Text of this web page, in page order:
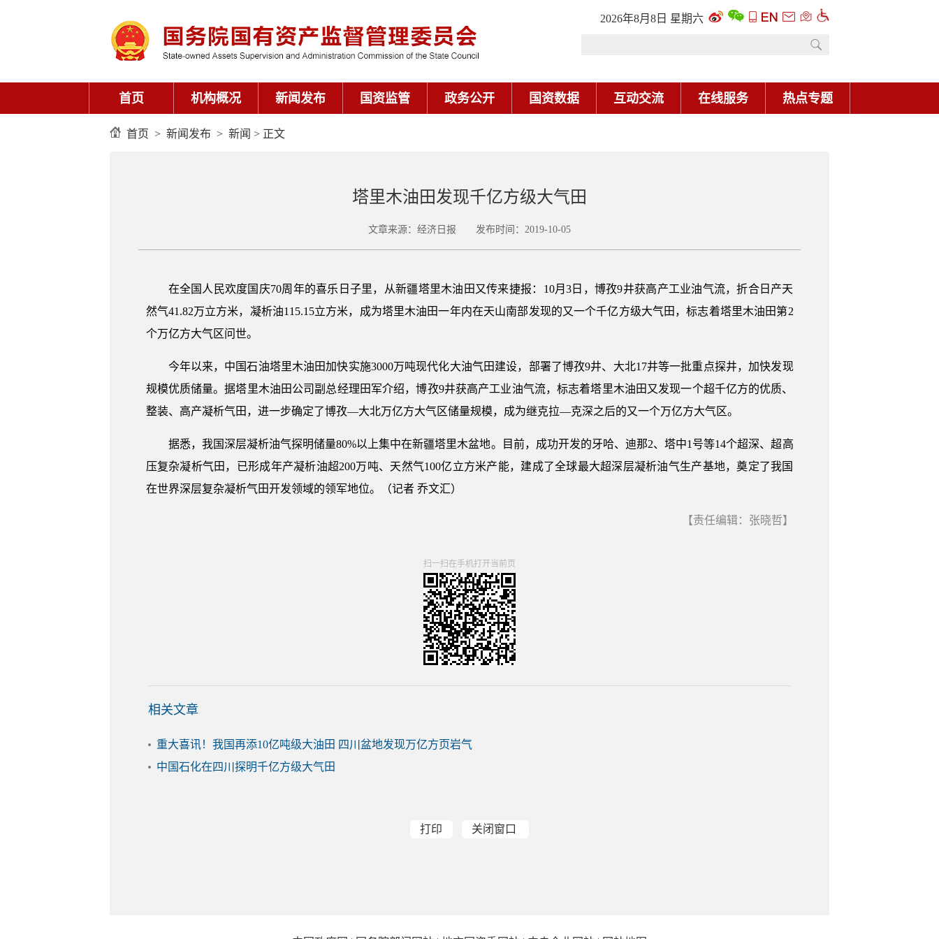
2026年8月8日 星期六
首页 机构概况 新闻发布 国资监管 政务公开 国资数据 互动交流 在线服务 热点专题
首页 > 新闻发布 > 新闻 > 正文
塔里木油田发现千亿方级大气田
文章来源：经济日报 发布时间：2019-10-05
在全国人民欢度国庆70周年的喜乐日子里，从新疆塔里木油田又传来捷报：10月3日，博孜9井获高产工业油气流，折合日产天
然气41.82万立方米，凝析油115.15立方米，成为塔里木油田一年内在天山南部发现的又一个千亿方级大气田，标志着塔里木油田第2
个万亿方大气区问世。
今年以来，中国石油塔里木油田加快实施3000万吨现代化大油气田建设，部署了博孜9井、大北17井等一批重点探井，加快发现
规模优质储量。据塔里木油田公司副总经理田军介绍，博孜9井获高产工业油气流，标志着塔里木油田又发现一个超千亿方的优质、
整装、高产凝析气田，进一步确定了博孜—大北万亿方大气区储量规模，成为继克拉—克深之后的又一个万亿方大气区。
据悉，我国深层凝析油气探明储量80%以上集中在新疆塔里木盆地。目前，成功开发的牙哈、迪那2、塔中1号等14个超深、超高
压复杂凝析气田，已形成年产凝析油超200万吨、天然气100亿立方米产能，建成了全球最大超深层凝析油气生产基地，奠定了我国
在世界深层复杂凝析气田开发领域的领军地位。（记者 乔文汇）
【责任编辑：张晓哲】
扫一扫在手机打开当前页
相关文章
重大喜讯！我国再添10亿吨级大油田 四川盆地发现万亿方页岩气
中国石化在四川探明千亿方级大气田
打印 关闭窗口